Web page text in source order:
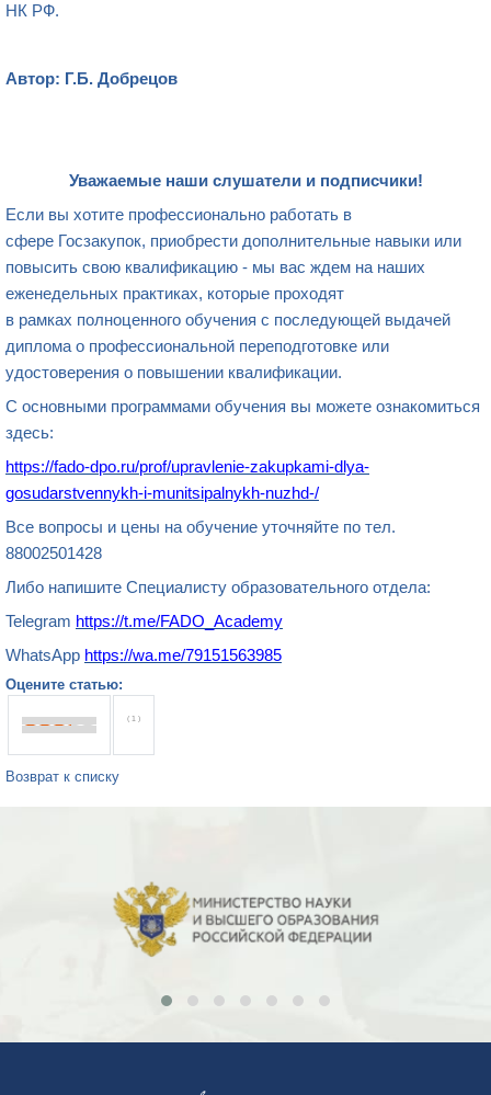
НК РФ.
Автор: Г.Б. Добрецов
Уважаемые наши слушатели и подписчики!
Если вы хотите профессионально работать в
сфере Госзакупок, приобрести дополнительные навыки или
повысить свою квалификацию - мы вас ждем на наших
еженедельных практиках, которые проходят
в рамках полноценного обучения с последующей выдачей
диплома о профессиональной переподготовке или
удостоверения о повышении квалификации.
С основными программами обучения вы можете ознакомиться
здесь:
https://fado-dpo.ru/prof/upravlenie-zakupkami-dlya-
gosudarstvennykh-i-munitsipalnykh-nuzhd-/
Все вопросы и цены на обучение уточняйте по тел.
88002501428
Либо напишите Специалисту образовательного отдела:
Telegram https://t.me/FADO_Academy
WhatsApp https://wa.me/79151563985
Оцените статью:
( 1 )
Возврат к списку